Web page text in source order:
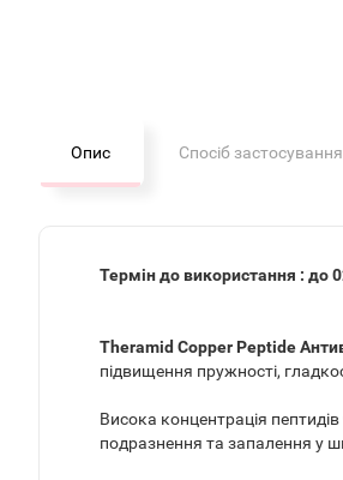
Опис Спосіб застосування
Термін до використання : до
Theramid Copper Peptide
підвищення пружності,
Висока концентрація
подразнення та запалення у